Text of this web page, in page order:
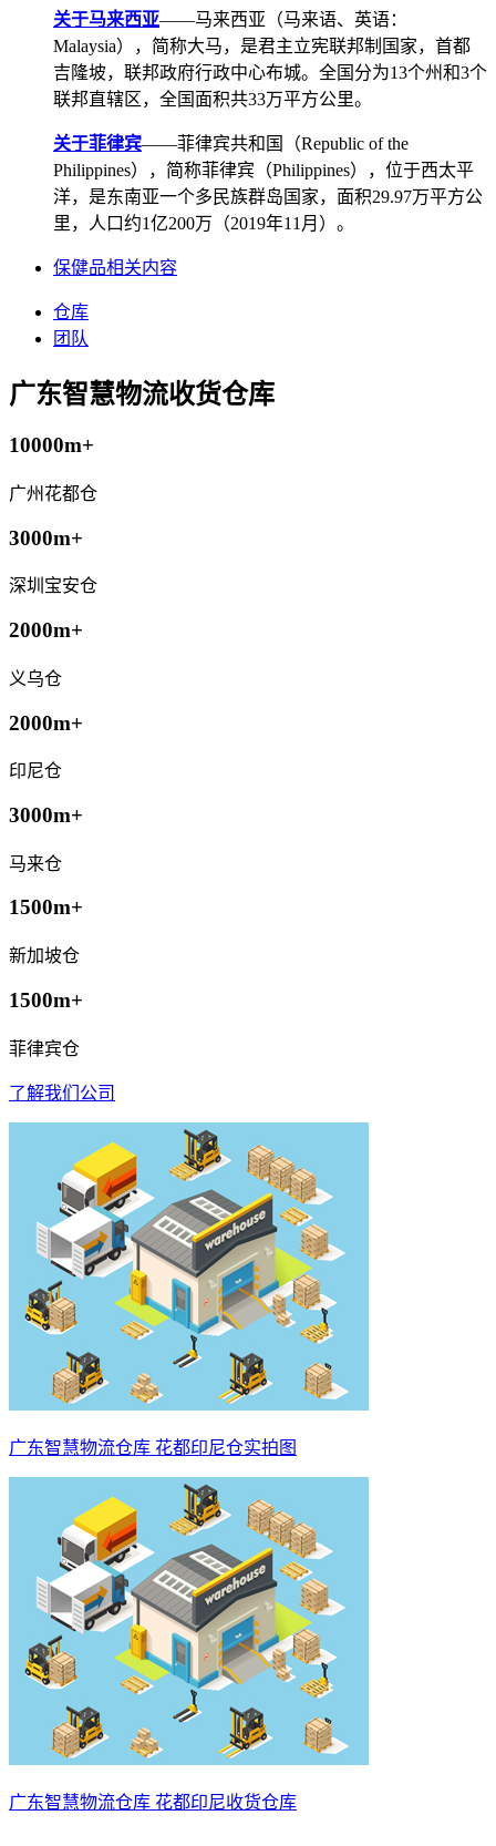
关于马来西亚——马来西亚（马来语、英语：
Malaysia），简称大马，是君主立宪联邦制国家，首都
吉隆坡，联邦政府行政中心布城。全国分为13个州和3个
联邦直辖区，全国面积共33万平方公里。
关于菲律宾——菲律宾共和国（Republic of the
Philippines），简称菲律宾（Philippines），位于西太平
洋，是东南亚一个多民族群岛国家，面积29.97万平方公
里，人口约1亿200万（2019年11月）。
保健品相关内容
仓库
团队
广东智慧物流收货仓库
10000m+
广州花都仓
3000m+
深圳宝安仓
2000m+
义乌仓
2000m+
印尼仓
3000m+
马来仓
1500m+
新加坡仓
1500m+
菲律宾仓
了解我们公司
广东智慧物流仓库 花都印尼仓实拍图
广东智慧物流仓库 花都印尼收货仓库